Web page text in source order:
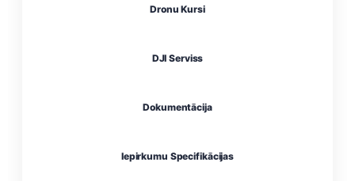
Dronu Kursi
DJI Serviss
Dokumentācija
Iepirkumu Specifikācijas